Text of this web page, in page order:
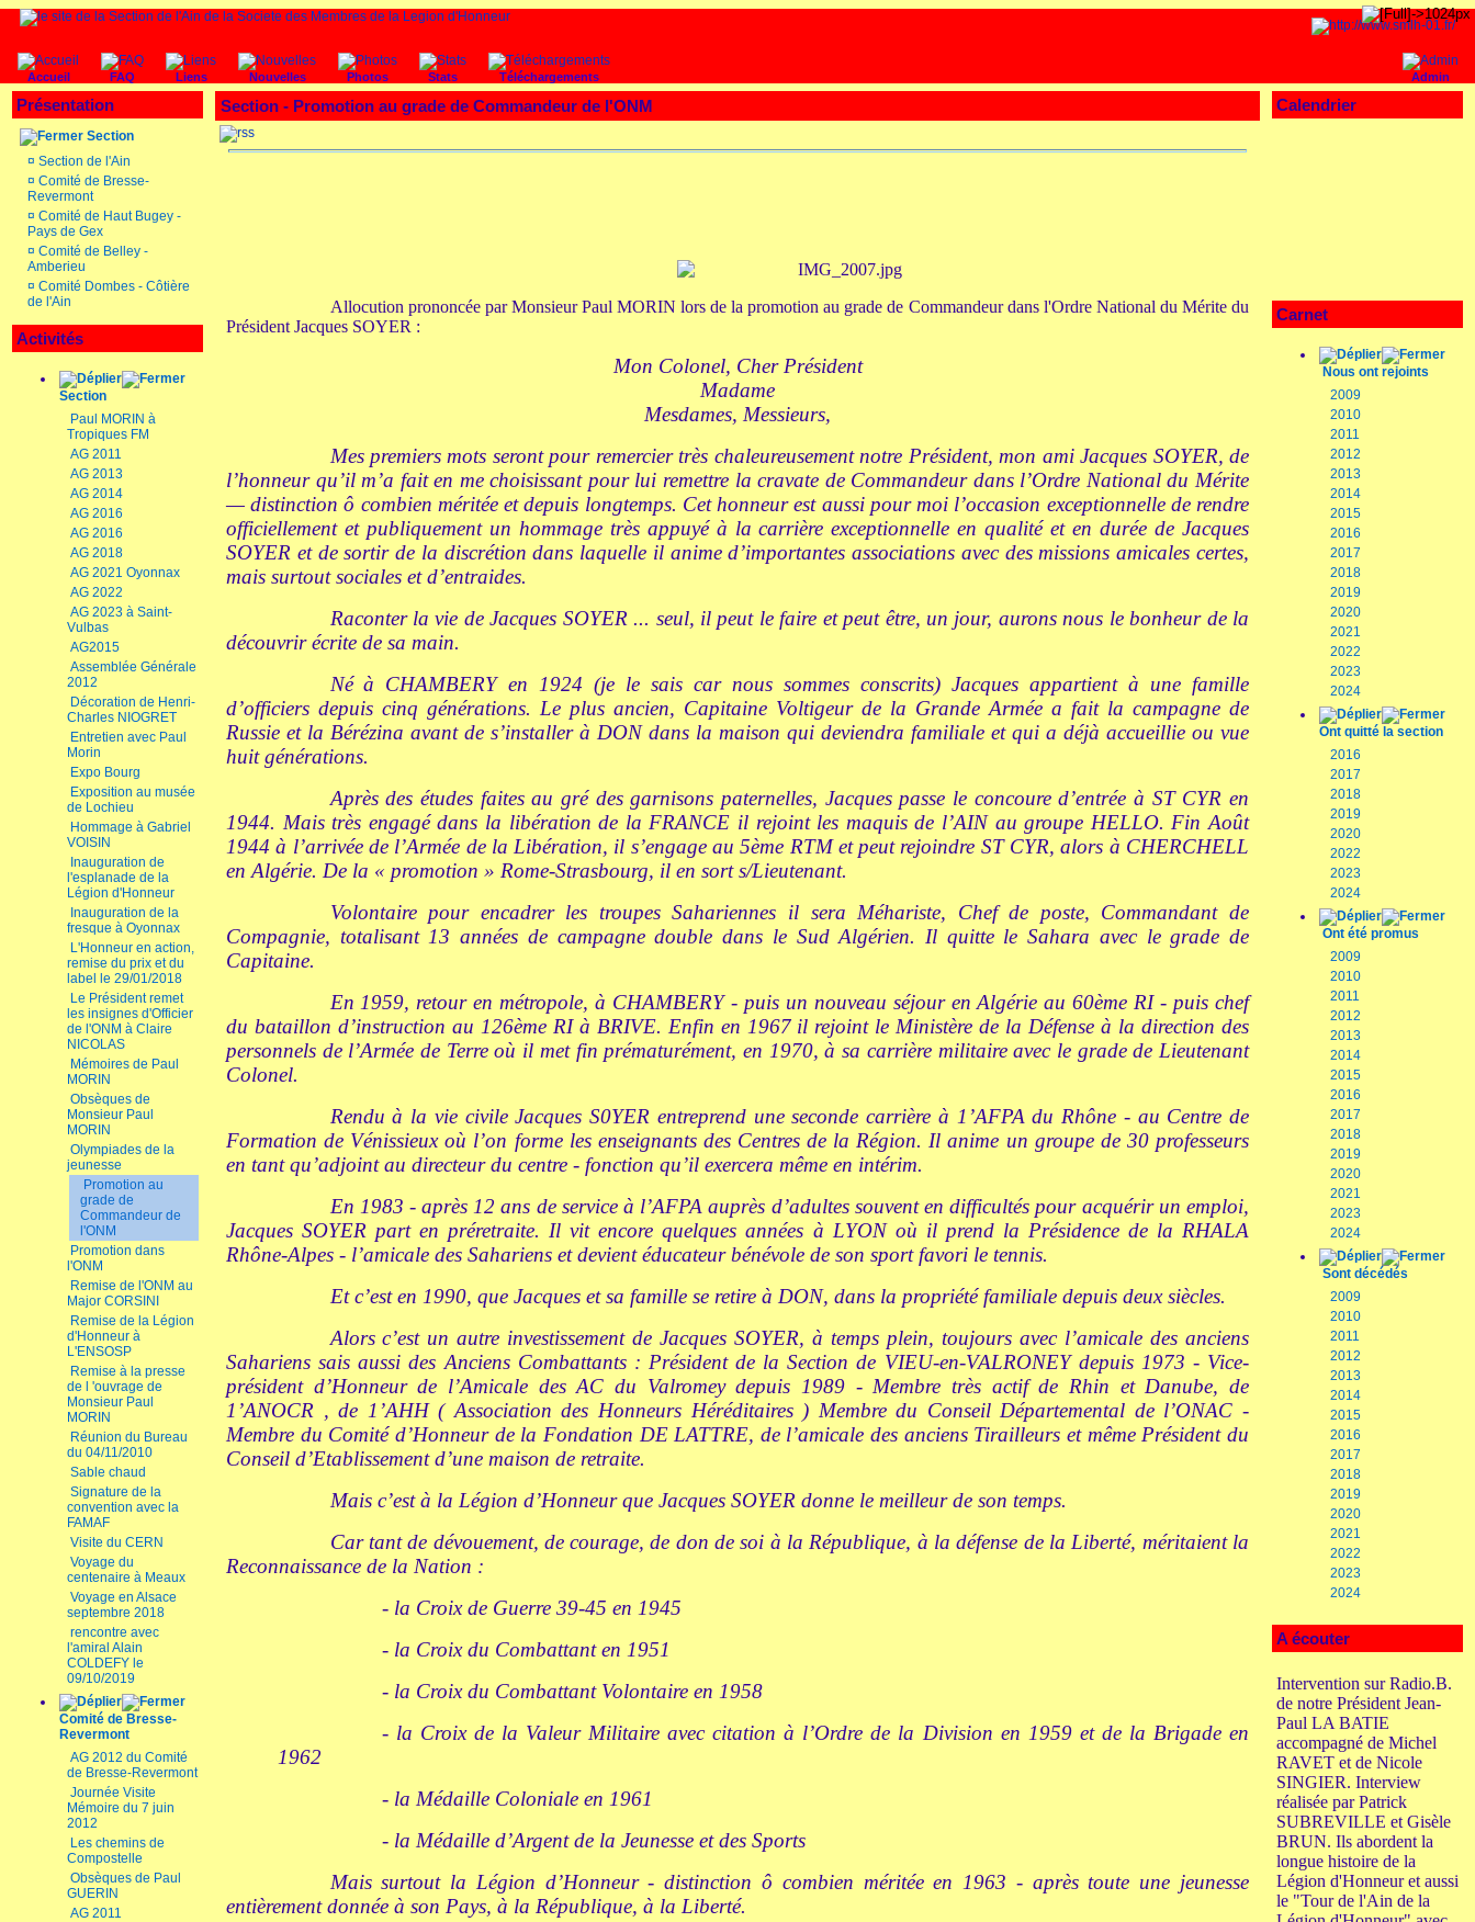
Admin
Accueil FAQ Liens Nouvelles Photos Stats Téléchargements
Présentation
Section
¤ Section de l'Ain
¤ Comité de Bresse-
Revermont
¤ Comité de Haut Bugey -
Pays de Gex
¤ Comité de Belley -
Amberieu
¤ Comité Dombes - Côtière
de l'Ain
Activités
Section
Paul MORIN à
Tropiques FM
AG 2011
AG 2013
AG 2014
AG 2016
AG 2016
AG 2018
AG 2021 Oyonnax
AG 2022
AG 2023 à Saint-
Vulbas
AG2015
Assemblée Générale
2012
Décoration de Henri-
Charles NIOGRET
Entretien avec Paul
Morin
Expo Bourg
Exposition au musée
de Lochieu
Hommage à Gabriel
VOISIN
Inauguration de
l'esplanade de la
Légion d'Honneur
Inauguration de la
fresque à Oyonnax
L'Honneur en action,
remise du prix et du
label le 29/01/2018
Le Président remet
les insignes d'Officier
de l'ONM à Claire
NICOLAS
Mémoires de Paul
MORIN
Obsèques de
Monsieur Paul
MORIN
Olympiades de la
jeunesse
Promotion au
grade de
Commandeur de
l'ONM
Promotion dans
l'ONM
Remise de l'ONM au
Major CORSINI
Remise de la Légion
d'Honneur à
L'ENSOSP
Remise à la presse
de l 'ouvrage de
Monsieur Paul
MORIN
Réunion du Bureau
du 04/11/2010
Sable chaud
Signature de la
convention avec la
FAMAF
Visite du CERN
Voyage du
centenaire à Meaux
Voyage en Alsace
septembre 2018
rencontre avec
l'amiral Alain
COLDEFY le
09/10/2019
Comité de Bresse-
Revermont
AG 2012 du Comité
de Bresse-Revermont
Journée Visite
Mémoire du 7 juin
2012
Les chemins de
Compostelle
Obsèques de Paul
GUERIN
AG 2011
Section - Promotion au grade de Commandeur de l'ONM
Allocution prononcée par Monsieur Paul MORIN lors de la promotion au grade de Commandeur dans l'Ordre National du Mérite du
Président Jacques SOYER :
Mon Colonel, Cher Président
Madame
Mesdames, Messieurs,
Mes premiers mots seront pour remercier très chaleureusement notre Président, mon ami Jacques SOYER, de
l’honneur qu’il m’a fait en me choisissant pour lui remettre la cravate de Commandeur dans l’Ordre National du Mérite
— distinction ô combien méritée et depuis longtemps. Cet honneur est aussi pour moi l’occasion exceptionnelle de rendre
officiellement et publiquement un hommage très appuyé à la carrière exceptionnelle en qualité et en durée de Jacques
SOYER et de sortir de la discrétion dans laquelle il anime d’importantes associations avec des missions amicales certes,
mais surtout sociales et d’entraides.
Raconter la vie de Jacques SOYER ... seul, il peut le faire et peut être, un jour, aurons nous le bonheur de la
découvrir écrite de sa main.
Né à CHAMBERY en 1924 (je le sais car nous sommes conscrits) Jacques appartient à une famille
d’officiers depuis cinq générations. Le plus ancien, Capitaine Voltigeur de la Grande Armée a fait la campagne de
Russie et la Bérézina avant de s’installer à DON dans la maison qui deviendra familiale et qui a déjà accueillie ou vue
huit générations.
Après des études faites au gré des garnisons paternelles, Jacques passe le concoure d’entrée à ST CYR en
1944. Mais très engagé dans la libération de la FRANCE il rejoint les maquis de l’AIN au groupe HELLO. Fin Août
1944 à l’arrivée de l’Armée de la Libération, il s’engage au 5ème RTM et peut rejoindre ST CYR, alors à CHERCHELL
en Algérie. De la « promotion » Rome-Strasbourg, il en sort s/Lieutenant.
Volontaire pour encadrer les troupes Sahariennes il sera Méhariste, Chef de poste, Commandant de
Compagnie, totalisant 13 années de campagne double dans le Sud Algérien. Il quitte le Sahara avec le grade de
Capitaine.
En 1959, retour en métropole, à CHAMBERY - puis un nouveau séjour en Algérie au 60ème RI - puis chef
du bataillon d’instruction au 126ème RI à BRIVE. Enfin en 1967 il rejoint le Ministère de la Défense à la direction des
personnels de l’Armée de Terre où il met fin prématurément, en 1970, à sa carrière militaire avec le grade de Lieutenant
Colonel.
Rendu à la vie civile Jacques S0YER entreprend une seconde carrière à 1’AFPA du Rhône - au Centre de
Formation de Vénissieux où l’on forme les enseignants des Centres de la Région. Il anime un groupe de 30 professeurs
en tant qu’adjoint au directeur du centre - fonction qu’il exercera même en intérim.
En 1983 - après 12 ans de service à l’AFPA auprès d’adultes souvent en difficultés pour acquérir un emploi,
Jacques SOYER part en préretraite. Il vit encore quelques années à LYON où il prend la Présidence de la RHALA
Rhône-Alpes - l’amicale des Sahariens et devient éducateur bénévole de son sport favori le tennis.
Et c’est en 1990, que Jacques et sa famille se retire à DON, dans la propriété familiale depuis deux siècles.
Alors c’est un autre investissement de Jacques SOYER, à temps plein, toujours avec l’amicale des anciens
Sahariens sais aussi des Anciens Combattants : Président de la Section de VIEU-en-VALRONEY depuis 1973 - Vice-
président d’Honneur de l’Amicale des AC du Valromey depuis 1989 - Membre très actif de Rhin et Danube, de
1’ANOCR , de 1’AHH ( Association des Honneurs Héréditaires ) Membre du Conseil Départemental de l’ONAC -
Membre du Comité d’Honneur de la Fondation DE LATTRE, de l’amicale des anciens Tirailleurs et même Président du
Conseil d’Etablissement d’une maison de retraite.
Mais c’est à la Légion d’Honneur que Jacques SOYER donne le meilleur de son temps.
Car tant de dévouement, de courage, de don de soi à la République, à la défense de la Liberté, méritaient la
Reconnaissance de la Nation :
- la Croix de Guerre 39-45 en 1945
- la Croix du Combattant en 1951
- la Croix du Combattant Volontaire en 1958
- la Croix de la Valeur Militaire avec citation à l’Ordre de la Division en 1959 et de la Brigade en
1962
- la Médaille Coloniale en 1961
- la Médaille d’Argent de la Jeunesse et des Sports
Mais surtout la Légion d’Honneur - distinction ô combien méritée en 1963 - après toute une jeunesse
entièrement donnée à son Pays, à la République, à la Liberté.
Calendrier
Carnet
Nous ont rejoints
2009
2010
2011
2012
2013
2014
2015
2016
2017
2018
2019
2020
2021
2022
2023
2024
Ont quitté la section
2016
2017
2018
2019
2020
2022
2023
2024
Ont été promus
2009
2010
2011
2012
2013
2014
2015
2016
2017
2018
2019
2020
2021
2023
2024
Sont décédés
2009
2010
2011
2012
2013
2014
2015
2016
2017
2018
2019
2020
2021
2022
2023
2024
A écouter
Intervention sur Radio.B.
de notre Président Jean-
Paul LA BATIE
accompagné de Michel
RAVET et de Nicole
SINGIER. Interview
réalisée par Patrick
SUBREVILLE et Gisèle
BRUN. Ils abordent la
longue histoire de la
Légion d'Honneur et aussi
le "Tour de l'Ain de la